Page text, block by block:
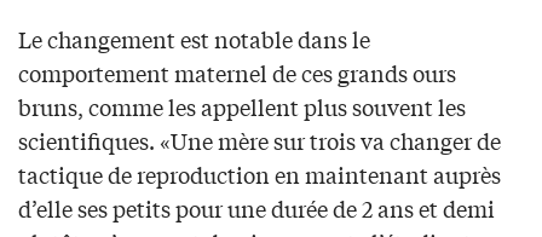
Le changement est notable dans le
comportement maternel de ces grands ours
bruns, comme les appellent plus souvent les
scientifiques. «Une mère sur trois va changer de
tactique de reproduction en maintenant auprès
d’elle ses petits pour une durée de 2 ans et demi